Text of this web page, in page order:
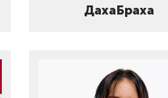
ДахаБраха